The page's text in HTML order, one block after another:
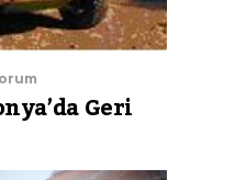
Geri